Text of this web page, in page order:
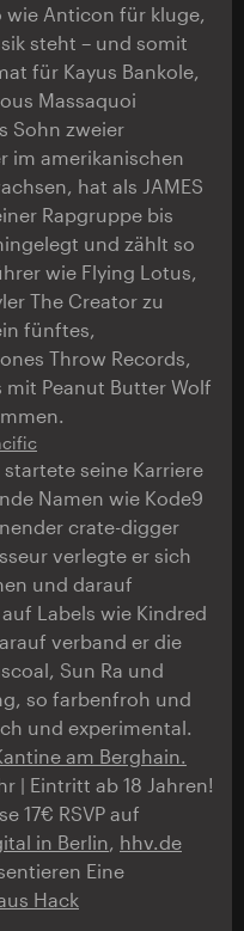
wie Anticon für kluge,
steht – und somit
für Kayus Bankole,
Massaquoi
Sohn zweier
im amerikanischen
hat als JAMES
Rapgruppe bis
und zählt so
wie Flying Lotus,
The Creator zu
fünftes,
Throw Records,
mit Peanut Butter Wolf
startete seine Karriere
Namen wie Kode9
crate-digger
verlegte er sich
und darauf
Labels wie Kindred
verband er die
Sun Ra und
so farbenfroh und
und experimental.
am Berghain.
| Eintritt ab 18 Jahren!
17€ RSVP auf
in Berlin hhv.de
Eine
Hack